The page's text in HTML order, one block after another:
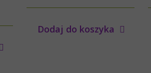
Dodaj do koszyka